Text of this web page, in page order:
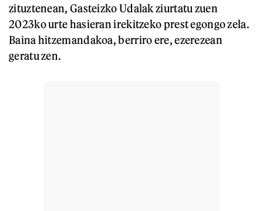
zituztenean, Gasteizko Udalak ziurtatu zuen
2023ko urte hasieran irekitzeko prest egongo zela.
Baina hitzemandakoa, berriro ere, ezerezean
geratu zen.